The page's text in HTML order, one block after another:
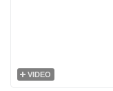
VIDEO